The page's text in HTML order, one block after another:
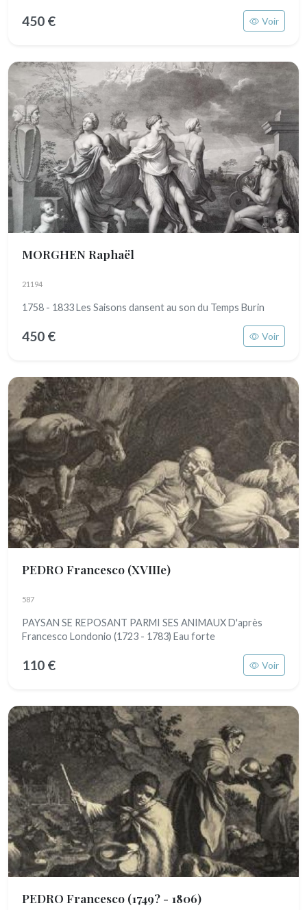
450 € Voir
MORGHEN Raphaël
21194
1758 - 1833 Les Saisons dansent au son du Temps Burin
450 € Voir
PEDRO Francesco (XVIIIe)
587
PAYSAN SE REPOSANT PARMI SES ANIMAUX D'après
Francesco Londonio (1723 - 1783) Eau forte
110 € Voir
PEDRO Francesco (1749? - 1806)